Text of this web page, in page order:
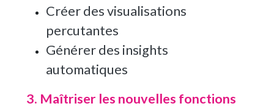
Créer des visualisations
percutantes
Générer des insights
automatiques
3. Maîtriser les nouvelles fonctions